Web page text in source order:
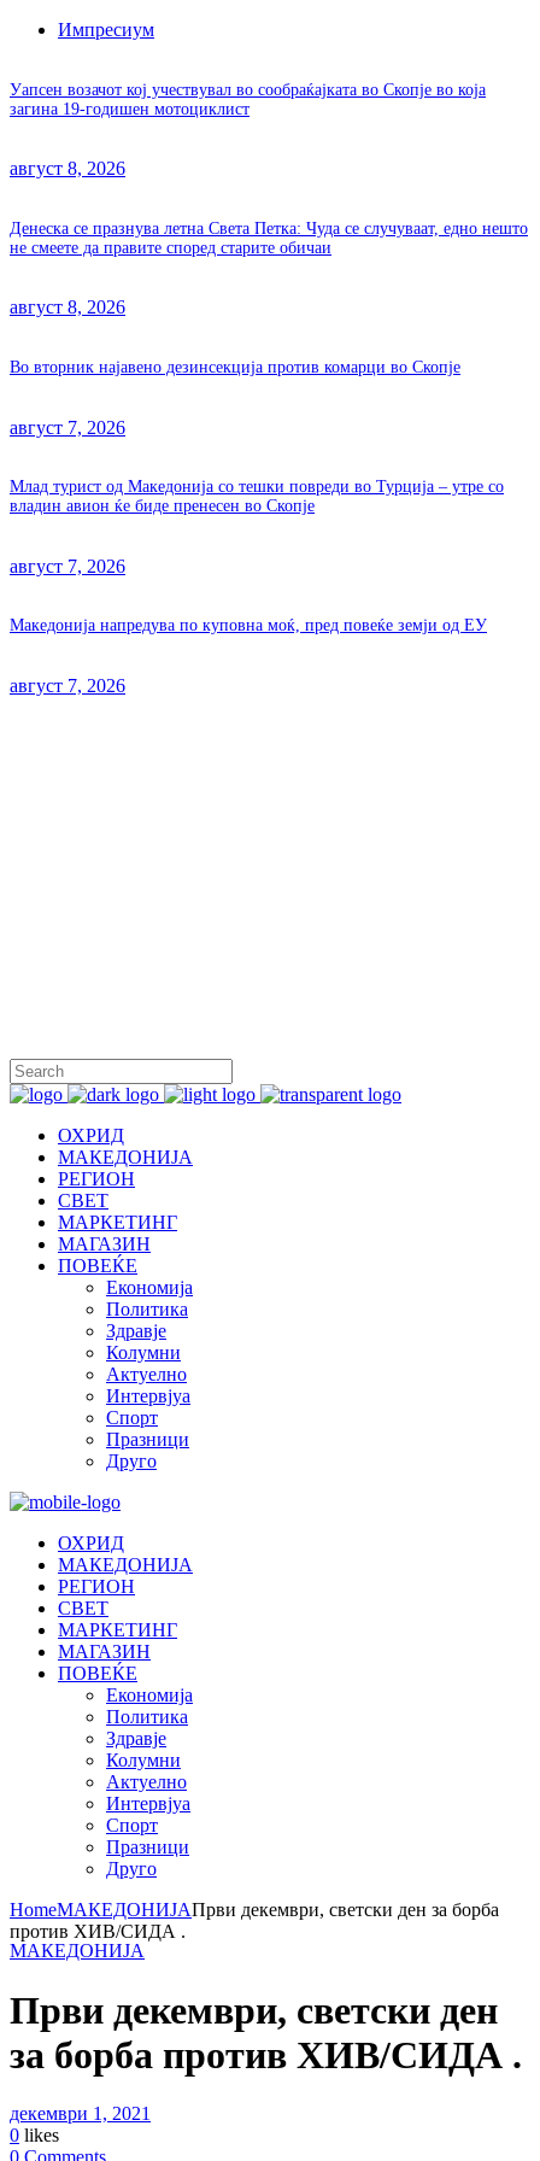
Импресиум
Уапсен возачот кој учествувал во сообраќајката во Скопје во која
загина 19-годишен мотоциклист
август 8, 2026
Денеска се празнува летна Света Петка: Чуда се случуваат, едно нешто
не смеете да правите според старите обичаи
август 8, 2026
Во вторник најавено дезинсекција против комарци во Скопје
август 7, 2026
Млад турист од Македонија со тешки повреди во Турција – утре со
владин авион ќе биде пренесен во Скопје
август 7, 2026
Македонија напредува по куповна моќ, пред повеќе земји од ЕУ
август 7, 2026
ОХРИД
МАКЕДОНИЈА
РЕГИОН
СВЕТ
МАРКЕТИНГ
МАГАЗИН
ПОВЕЌЕ
Економија
Политика
Здравје
Колумни
Актуелно
Интервјуа
Спорт
Празници
Друго
ОХРИД
МАКЕДОНИЈА
РЕГИОН
СВЕТ
МАРКЕТИНГ
МАГАЗИН
ПОВЕЌЕ
Економија
Политика
Здравје
Колумни
Актуелно
Интервјуа
Спорт
Празници
Друго
HomeМАКЕДОНИЈАПрви декември, светски ден за борба
против ХИВ/СИДА .
МАКЕДОНИЈА
Први декември, светски ден
за борба против ХИВ/СИДА .
декември 1, 2021
0 likes
0 Comments